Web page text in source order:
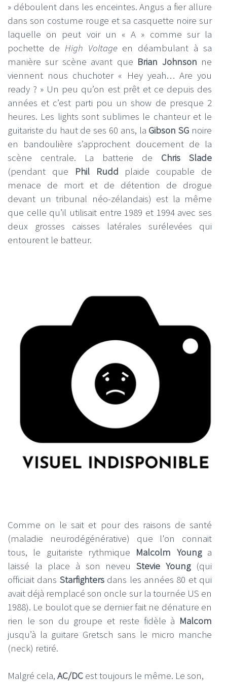
» déboulent dans les enceintes. Angus a fier allure
dans son costume rouge et sa casquette noire sur
laquelle on peut voir un « A » comme sur la
pochette de High Voltageen déambulant à sa
manière sur scène avant que Brian Johnson ne
viennent nous chuchoter « Hey yeah… Are you
ready ? » Un peu qu’on est prêt et ce depuis des
années et c’est parti pou un show de presque 2
heures. Les lights sont sublimes le chanteur et le
guitariste du haut de ses 60 ans, la Gibson SG noire
en bandoulière s’approchent doucement de la
scène centrale. La batterie de Chris Slade
(pendant que Phil Rudd plaide coupable de
menace de mort et de détention de drogue
devant un tribunal néo-zélandais) est la même
que celle qu’il utilisait entre 1989 et 1994 avec ses
deux grosses caisses latérales surélevées qui
entourent le batteur.
Comme on le sait et pour des raisons de santé
(maladie neurodégénérative) que l'on connait
tous, le guitariste rythmique Malcolm Younga
laissé la place à son neveuStevie Young(qui
officiait dans Starfightersdans les années 80 et qui
avait déjà remplacé son oncle sur la tournée US en
1988). Le boulot que se dernier fait ne dénature en
rien le son du groupe et reste fidèle à Malcom
jusqu’à la guitare Gretsch sans le micro manche
(neck) retiré.
Malgré cela, AC/DC est toujours le même. Le son,